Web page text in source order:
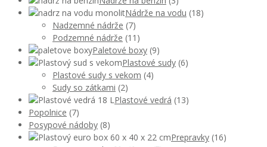
Nádrže na vodu (18)
Nadzemné nádrže (7)
Podzemné nádrže (11)
Paletové boxy (9)
Plastové sudy (6)
Plastové sudy s vekom (4)
Sudy so zátkami (2)
Plastové vedrá (13)
Popolnice (7)
Posypové nádoby (8)
Prepravky (16)